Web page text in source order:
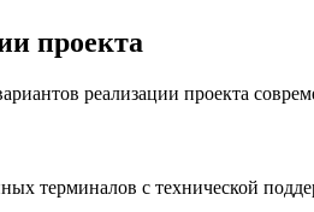
проекта
реализации проекта
терминалов с технической